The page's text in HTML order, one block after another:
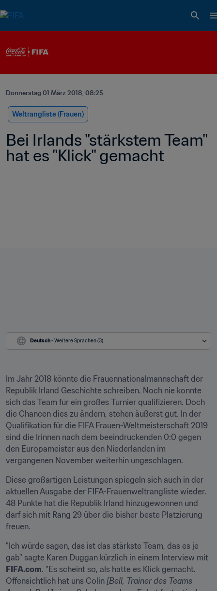
Donnerstag 01 März 2018, 08:25
Weltrangliste (Frauen)
Bei Irlands "stärkstem Team"
hat es "Klick" gemacht
Deutsch - Weitere Sprachen (3)
Im Jahr 2018 könnte die Frauennationalmannschaft der
Republik Irland Geschichte schreiben. Noch nie konnte
sich das Team für ein großes Turnier qualifizieren. Doch
die Chancen dies zu ändern, stehen äußerst gut. In der
Qualifikation für die FIFA Frauen-Weltmeisterschaft 2019
sind die Irinnen nach dem beeindruckenden 0:0 gegen
den Europameister aus den Niederlanden im
vergangenen November weiterhin ungeschlagen.
Diese großartigen Leistungen spiegeln sich auch in der
aktuellen Ausgabe der FIFA-Frauenweltrangliste wieder.
48 Punkte hat die Republik Irland hinzugewonnen und
darf sich mit Rang 29 über die bisher beste Platzierung
freuen.
"Ich würde sagen, das ist das stärkste Team, das es je
FIFA.com. "Es scheint so, als hätte es Klick gemacht.
Offensichtlich hat uns Colin [Bell, Trainer des Teams